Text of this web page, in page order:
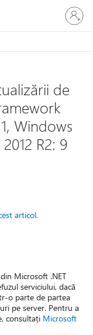
vă
la
dvs.
de
Windows
R2: 9
articol.
Microsoft .NET
serviciului, dacă
o parte de partea
pe server. Pentru a
consultați Microsoft